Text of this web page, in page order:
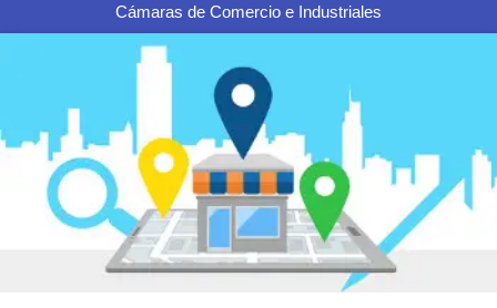
Cámaras de Comercio e Industriales